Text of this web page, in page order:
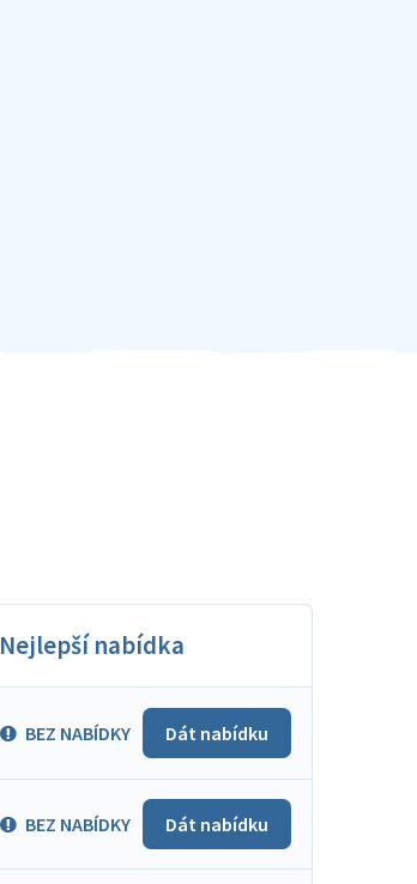
Nejlepší nabídka
BEZ NABÍDKY Dát nabídku
BEZ NABÍDKY Dát nabídku